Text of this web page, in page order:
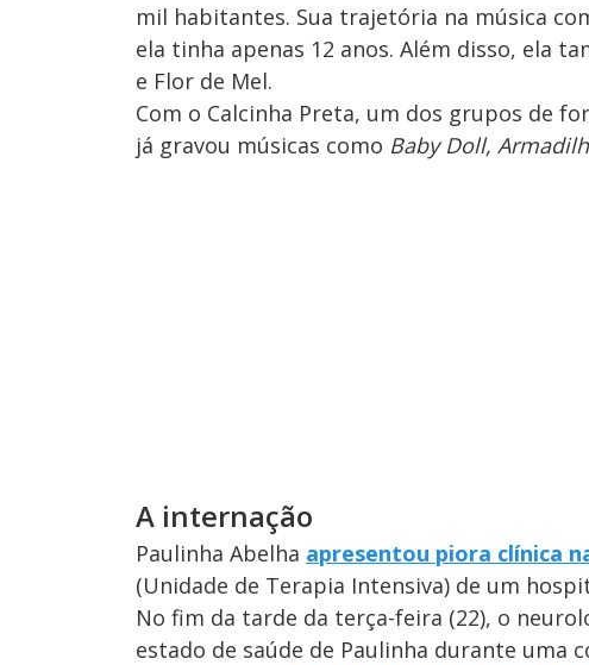
mil habitantes. Sua trajetória na música
ela tinha apenas 12 anos. Além disso, ela
e Flor de Mel.
Com o Calcinha Preta, um dos grupos de
já gravou músicas como Baby Doll,
A internação
Paulinha Abelha apresentou piora clínica
(Unidade de Terapia Intensiva) de um
No fim da tarde da terça-feira (22), o
estado de saúde de Paulinha durante uma